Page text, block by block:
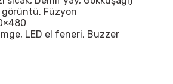
görüntü, Füzyon
LED el feneri, Buzzer